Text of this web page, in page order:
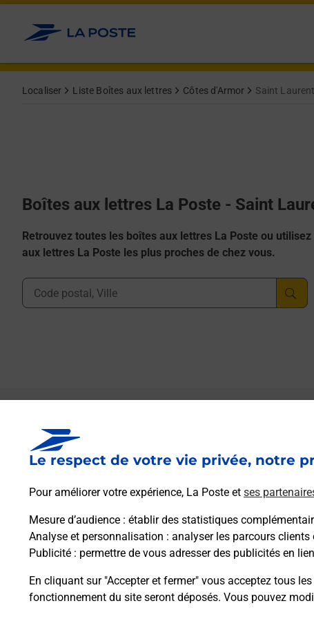
Le respect de votre vie privée, notre
Pour améliorer votre expérience, La Poste et ses
Mesure d’audience : établir des statistiques
Analyse et personnalisation : analyser les parcours
Publicité : permettre de vous adresser des publicités en
En cliquant sur "Accepter et fermer" vous acceptez tous
fonctionnement du site seront déposés. Vous pouvez
Allez au contenu
Localiser Liste Boîtes aux lettres Côtes d'Armor Saint Laurent
Boîtes aux lettres La Poste - Saint
Retrouvez toutes les boîtes aux lettres La Poste ou
aux lettres La Poste les plus proches de chez vous.
Ville, Département, Code Postal
Boîte aux lettres La Poste
Prochaine collecte du courrier lundià 09h00
5 Place Du Bourg
Itinéraire